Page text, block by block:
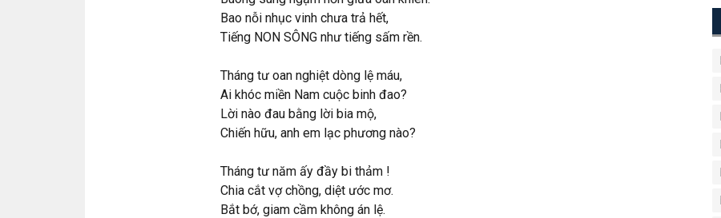
Bao nỗi nhục vinh chưa trả hết,
Tiếng NON SÔNG như tiếng sấm rền.
Tháng tư oan nghiệt dòng lệ máu,
Ai khóc miền Nam cuộc binh đao?
Lời nào đau bằng lời bia mộ,
Chiến hữu, anh em lạc phương nào?
Tháng tư năm ấy đầy bi thảm !
Chia cắt vợ chồng, diệt ước mơ.
Bắt bớ, giam cầm không án lệ.